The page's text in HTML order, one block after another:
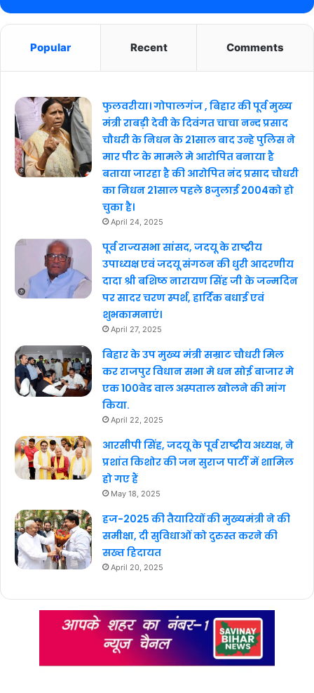
Popular Recent Comments
फुलवरीया। गोपालगंज , बिहार की पूर्व मुख्य
मंत्री राबड़ी देवी के दिवंगत चाचा नन्द प्रसाद
चौधरी के निधन के 21साल बाद उन्हे पुलिस ने
मार पीट के मामले मे आरोपित बनाया है
बताया जारहा है की आरोपित नंद प्रसाद चौधरी
का निधन 21साल पहले 8जुलाई 2004को हो
चुका है।
April 24, 2025
पूर्व राज्यसभा सांसद, जदयू के राष्ट्रीय
उपाध्यक्ष एवं जदयू संगठन की धुरी आदरणीय
दादा श्री बशिष्ठ नारायण सिंह जी के जन्मदिन
पर सादर चरण स्पर्श, हार्दिक बधाई एवं
शुभकामनाएं।
April 27, 2025
बिहार के उप मुख्य मंत्री सम्राट चौधरी मिल
कर राजपुर विधान सभा मे धन सोई बाजार मे
एक 100वेड वाल अस्पताल खोलने की मांग
किया.
April 22, 2025
आरसीपी सिंह, जदयू के पूर्व राष्ट्रीय अध्यक्ष, ने
प्रशांत किशोर की जन सुराज पार्टी में शामिल
हो गए हैं
May 18, 2025
हज-2025 की तैयारियों की मुख्यमंत्री ने की
समीक्षा, दी सुविधाओं को दुरुस्त करने की
सख्त हिदायत
April 20, 2025